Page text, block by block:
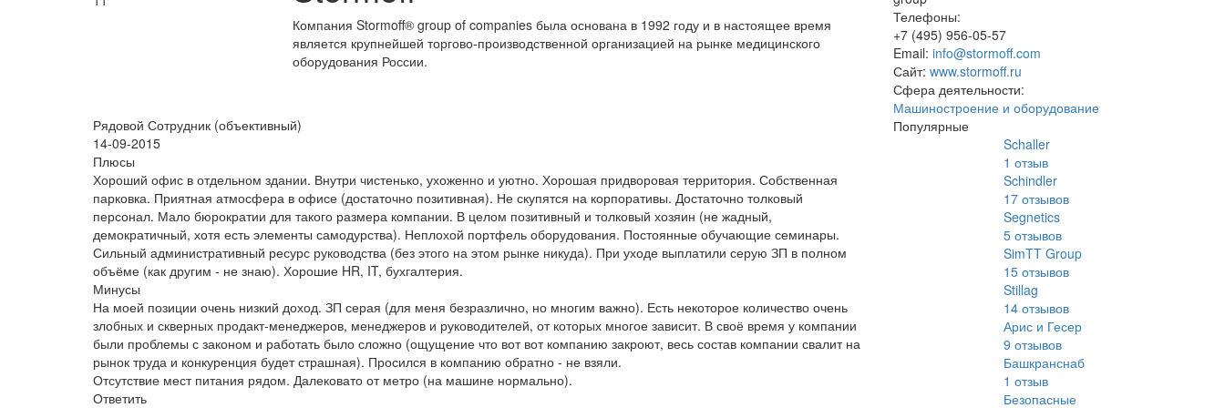
Компания Stormoff® group of companies была основана в 1992 году и в настоящее время
является крупнейшей торгово-производственной организацией на рынке медицинского
оборудования России.
Рядовой Сотрудник (объективный)
14-09-2015
Плюсы
Хороший офис в отдельном здании. Внутри чистенько, ухоженно и уютно. Хорошая придворовая территория. Собственная
парковка. Приятная атмосфера в офисе (достаточно позитивная). Не скупятся на корпоративы. Достаточно толковый
персонал. Мало бюрократии для такого размера компании. В целом позитивный и толковый хозяин (не жадный,
демократичный, хотя есть элементы самодурства). Неплохой портфель оборудования. Постоянные обучающие семинары.
Сильный административный ресурс руководства (без этого на этом рынке никуда). При уходе выплатили серую ЗП в полном
объёме (как другим - не знаю). Хорошие HR, IT, бухгалтерия.
Минусы
На моей позиции очень низкий доход. ЗП серая (для меня безразлично, но многим важно). Есть некоторое количество очень
злобных и скверных продакт-менеджеров, менеджеров и руководителей, от которых многое зависит. В своё время у компании
были проблемы с законом и работать было сложно (ощущение что вот вот компанию закроют, весь состав компании свалит на
рынок труда и конкуренция будет страшная). Просился в компанию обратно - не взяли.
Отсутствие мест питания рядом. Далековато от метро (на машине нормально).
Ответить
Телефоны:
+7 (495) 956-05-57
Email: info@stormoff.com
Сайт: www.stormoff.ru
Сфера деятельности:
Машиностроение и оборудование
Популярные
Schaller
1 отзыв
Schindler
17 отзывов
Segnetics
5 отзывов
SimTT Group
15 отзывов
Stillag
14 отзывов
Арис и Гесер
9 отзывов
Башкранснаб
1 отзыв
Безопасные